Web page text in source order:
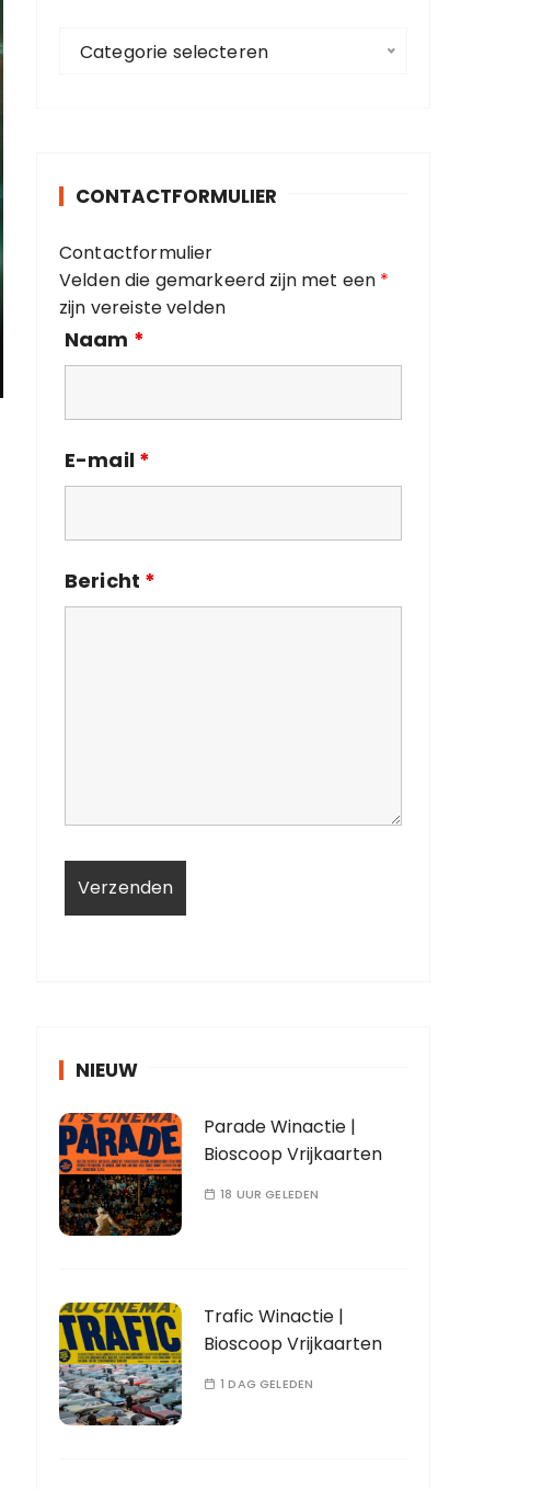
r
e
ë
n
Categorie selecteren
CONTACTFORMULIER
Contactformulier
Velden die gemarkeerd zijn met een *
zijn vereiste velden
Naam *
E-mail *
Bericht *
NIEUW
Parade Winactie |
Bioscoop Vrijkaarten
18 UUR GELEDEN
Trafic Winactie |
Bioscoop Vrijkaarten
1 DAG GELEDEN